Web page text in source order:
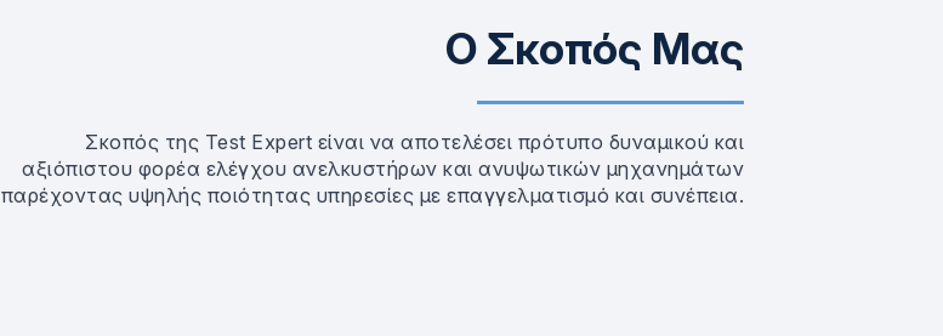
Ο Σκοπός Μας
Σκοπός της Test Expert είναι να αποτελέσει πρότυπο δυναμικού και
αξιόπιστου φορέα ελέγχου ανελκυστήρων και ανυψωτικών μηχανημάτων
παρέχοντας υψηλής ποιότητας υπηρεσίες με επαγγελματισμό και συνέπεια.